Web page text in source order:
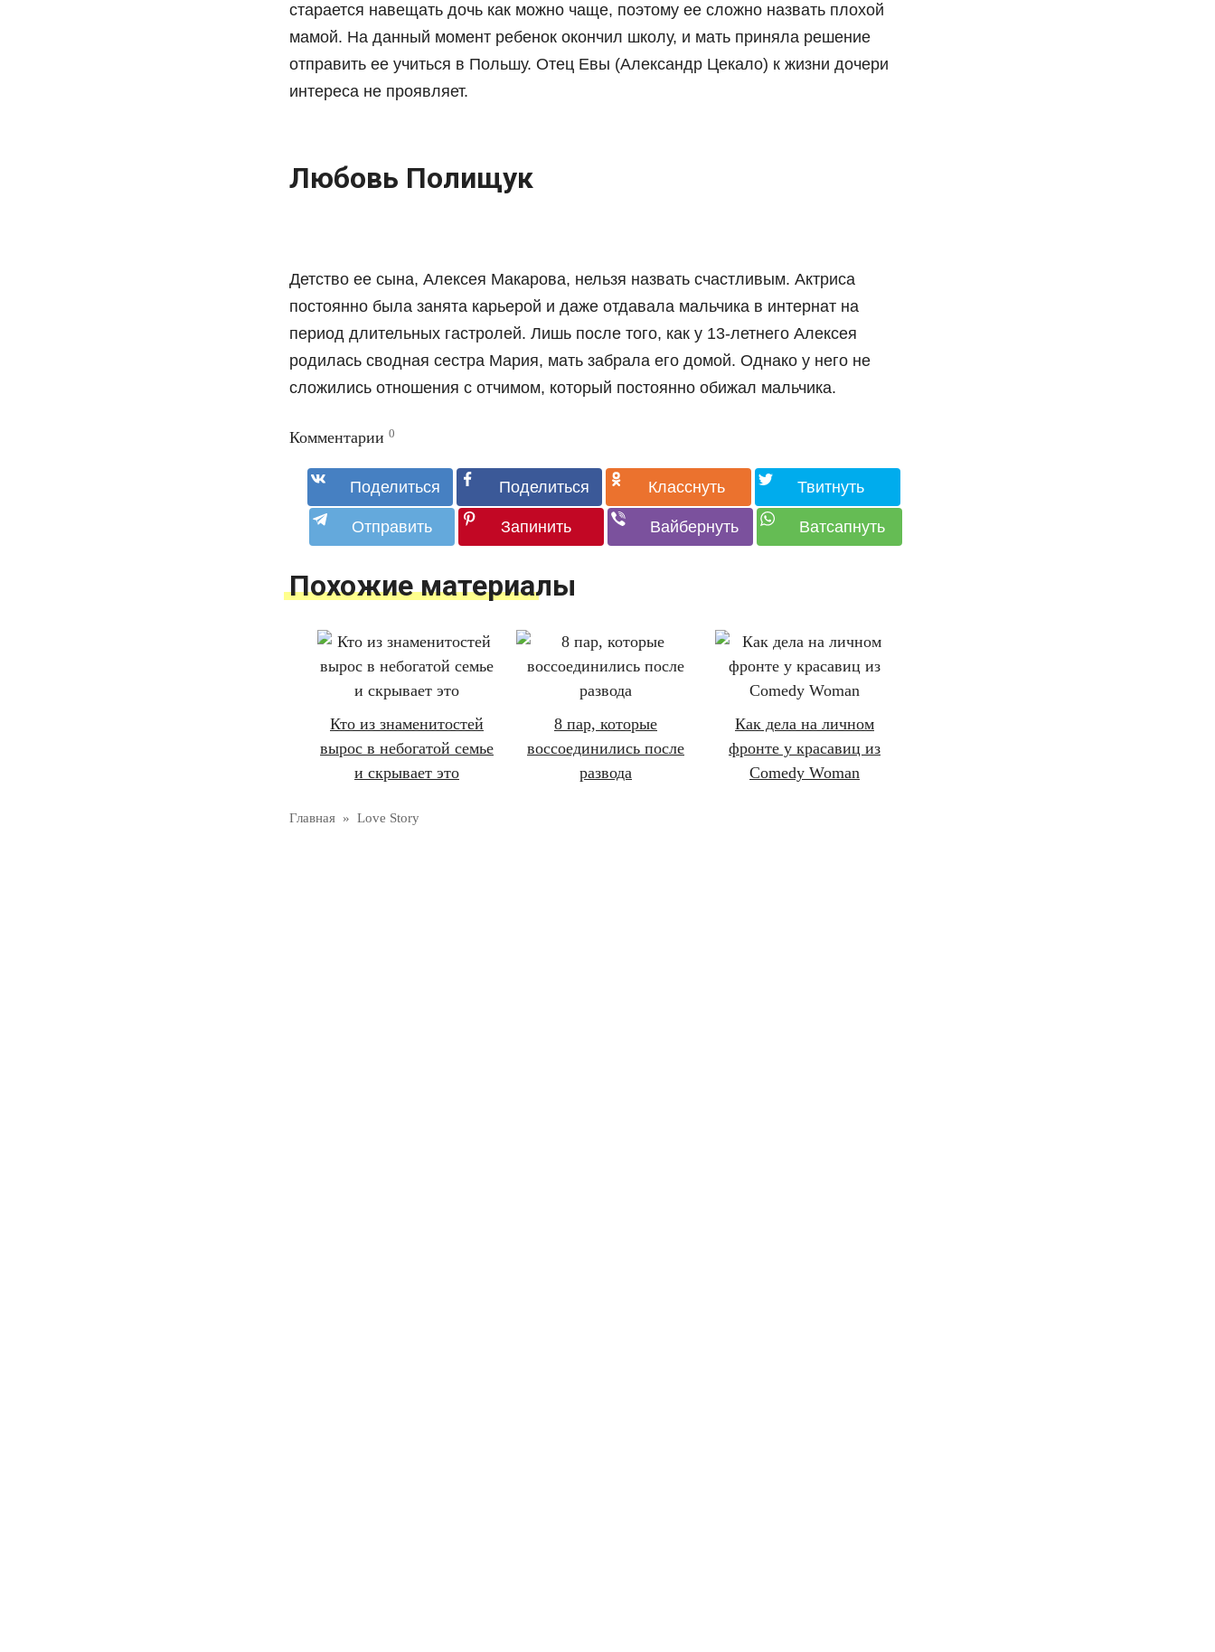
старается навещать дочь как можно чаще, поэтому ее сложно назвать плохой
мамой. На данный момент ребенок окончил школу, и мать приняла решение
отправить ее учиться в Польшу. Отец Евы (Александр Цекало) к жизни дочери
интереса не проявляет.
Любовь Полищук
Детство ее сына, Алексея Макарова, нельзя назвать счастливым. Актриса
постоянно была занята карьерой и даже отдавала мальчика в интернат на
период длительных гастролей. Лишь после того, как у 13-летнего Алексея
родилась сводная сестра Мария, мать забрала его домой. Однако у него не
сложились отношения с отчимом, который постоянно обижал мальчика.
Комментарии 0
Похожие материалы
Кто из знаменитостей
вырос в небогатой семье
и скрывает это
8 пар, которые
воссоединились после
развода
Как дела на личном
фронте у красавиц из
Comedy Woman
Главная » Love Story